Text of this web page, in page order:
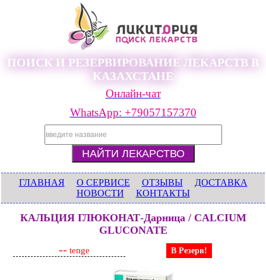
ПОИСК И РЕЗЕРВИРОВАНИЕ ЛЕКАРСТВ В
КАЗАХСТАНЕ
Онлайн-чат
WhatsApp: +79057157370
ГЛАВНАЯ О СЕРВИСЕ ОТЗЫВЫ
ДОСТАВКА
НОВОСТИ
КОНТАКТЫ
КАЛЬЦИЯ ГЛЮКОНАТ-Дарница / CALCIUM
GLUCONATE
-- tenge В Резерв!